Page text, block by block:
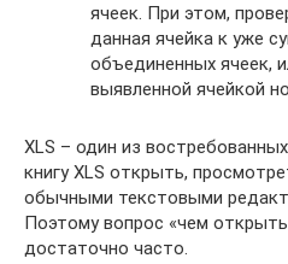
ячеек. При этом,
данная ячейка к уже
объединенных ячеек,
выявленной ячейкой
XLS – один из
книгу XLS открыть,
обычными текстовыми
Поэтому вопрос «чем открыть
достаточно часто.